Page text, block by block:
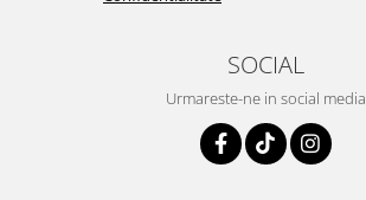
SOCIAL
Urmareste-ne in social media